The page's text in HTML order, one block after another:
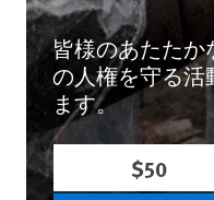
皆様のあたた
の人権を守る
ます。
$50